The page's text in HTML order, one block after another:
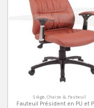
Siège, Chaise & Fauteuil
Fauteuil Président en PU et